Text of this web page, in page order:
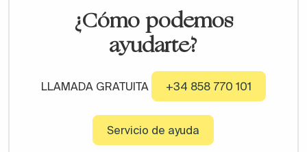
¿Cómo podemos
ayudarte?
LLAMADA GRATUITA +34 858 770 101
Servicio de ayuda